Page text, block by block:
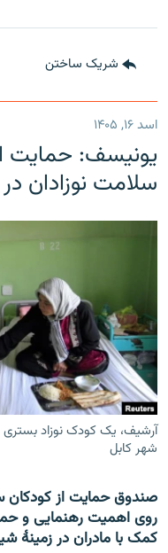
شریک ساختن
اسد ۱۶, ۱۴۰۵
یونیسف: حمایت
سلامت نوزادان
آرشیف، یک کودک نوزاد
شهر کابل
صندوق حمایت از کودکان
روی اهمیت رهنمایی و
کمک با مادران در زمینۀ